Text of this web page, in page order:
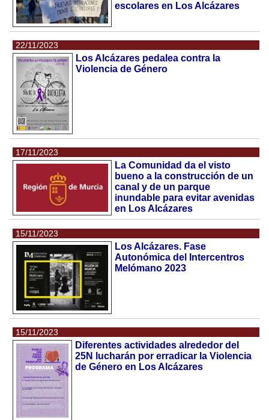
escolares en Los Alcázares
22/11/2023
Los Alcázares pedalea contra la
Violencia de Género
17/11/2023
La Comunidad da el visto
bueno a la construcción de un
canal y de un parque
inundable para evitar avenidas
en Los Alcázares
15/11/2023
Los Alcázares. Fase
Autonómica del Intercentros
Melómano 2023
15/11/2023
Diferentes actividades alrededor del
25N lucharán por erradicar la Violencia
de Género en Los Alcázares